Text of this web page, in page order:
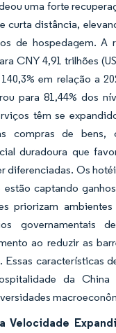
uma forte
curta distância,
de hospedagem. A
CNY 4,91 trilhões
em relação a
para 81,44% dos
têm se
compras de bens,
duradoura que
diferenciadas. Os
captando
priorizam
governamentais
ao reduzir as
Essas características
da China
Velocidade